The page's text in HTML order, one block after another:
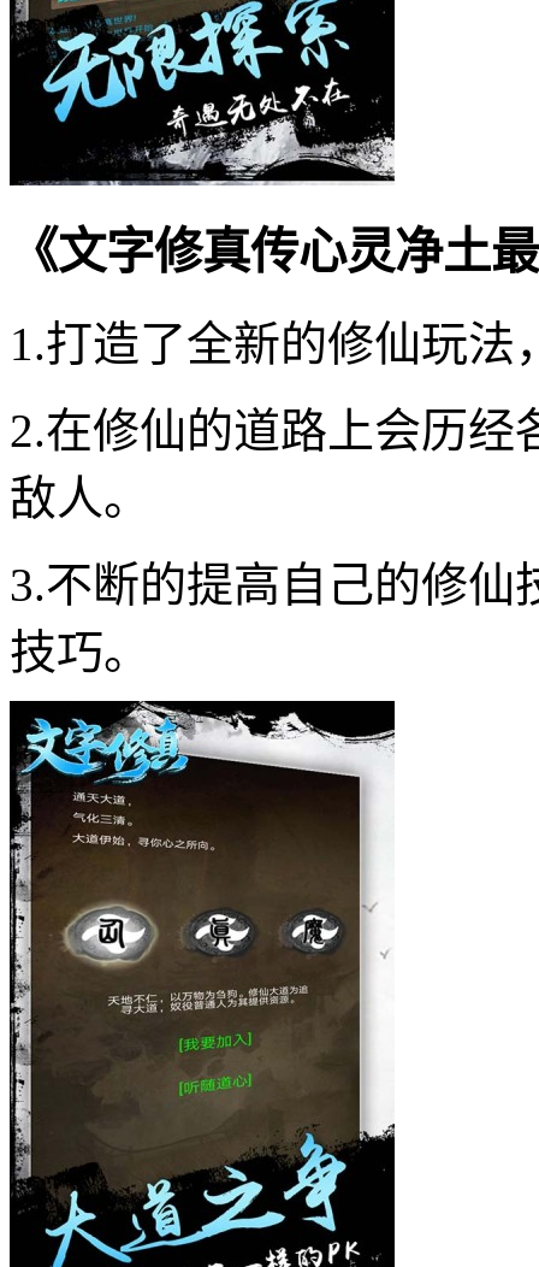
《文字修真传心灵净土
1.打造了全新的修仙玩
2.在修仙的道路上会历
敌人。
3.不断的提高自己的修
技巧。